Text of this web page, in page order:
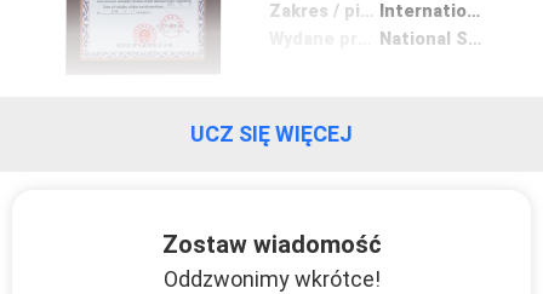
PRIVACY
POLICY
Zakres / piecyk
International standard product certification
National Standardization Management Committee
UCZ SIĘ WIĘCEJ
Zostaw wiadomość
Oddzwonimy wkrótce!